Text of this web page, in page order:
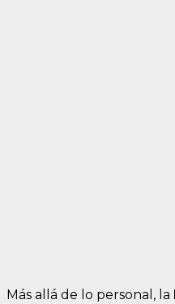
Más allá de lo personal, la